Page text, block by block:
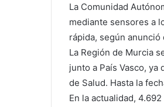
La Comunidad
mediante sensores a
rápida, según
La Región de Murcia
junto a País Vasco,
de Salud. Hasta la
En la actualidad,